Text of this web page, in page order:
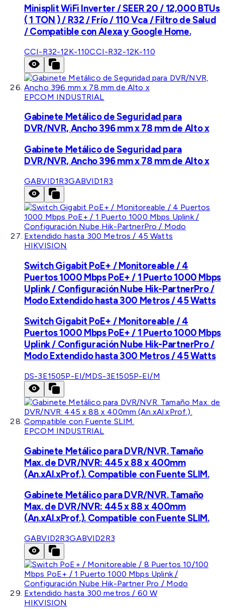
Minisplit WiFi Inverter / SEER 20 / 12,000 BTUs
( 1 TON ) / R32 / Frío / 110 Vca / Filtro de Salud
/ Compatible con Alexa y Google Home.
CCI-R32-12K-110CCI-R32-12K-110
EPCOM INDUSTRIAL
Gabinete Metálico de Seguridad para
DVR/NVR, Ancho 396 mm x 78 mm de Alto x
Gabinete Metálico de Seguridad para
DVR/NVR, Ancho 396 mm x 78 mm de Alto x
GABVID1R3GABVID1R3
HIKVISION
Switch Gigabit PoE+ / Monitoreable / 4
Puertos 1000 Mbps PoE+ / 1 Puerto 1000 Mbps
Uplink / Configuración Nube Hik-PartnerPro /
Modo Extendido hasta 300 Metros / 45 Watts
Switch Gigabit PoE+ / Monitoreable / 4
Puertos 1000 Mbps PoE+ / 1 Puerto 1000 Mbps
Uplink / Configuración Nube Hik-PartnerPro /
Modo Extendido hasta 300 Metros / 45 Watts
DS-3E1505P-EI/MDS-3E1505P-EI/M
EPCOM INDUSTRIAL
Gabinete Metálico para DVR/NVR. Tamaño
Max. de DVR/NVR: 445 x 88 x 400mm
(An.xAl.xProf.). Compatible con Fuente SLIM.
Gabinete Metálico para DVR/NVR. Tamaño
Max. de DVR/NVR: 445 x 88 x 400mm
(An.xAl.xProf.). Compatible con Fuente SLIM.
GABVID2R3GABVID2R3
HIKVISION